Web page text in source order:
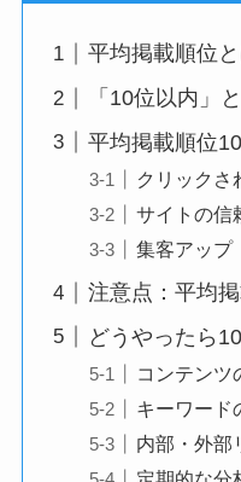
平均掲載順位と
「10位以内」
平均掲載順位
クリックさ
サイトの信
集客アップ
注意点：平均
どうやったら
コンテンツ
キーワード
内部・外部